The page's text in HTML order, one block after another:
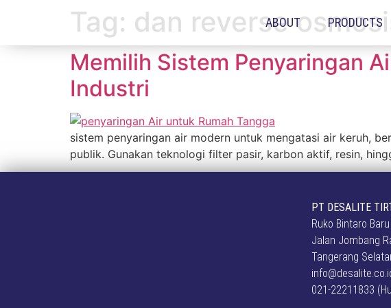
ABOUT PRODUCTS
Tag: dan reverse
Memilih Sistem Penyaringan
Industri
sistem penyaringan air modern untuk mengatasi air keruh,
publik. Gunakan teknologi filter pasir, karbon aktif, resin,
PT DESALITE
Ruko Bintaro
Jalan Jombang
Tangerang
021-22211833